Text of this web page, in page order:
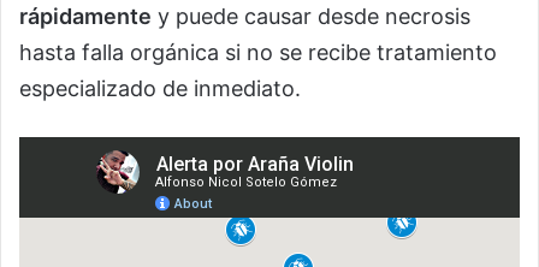
rápidamente y puede causar desde necrosis
hasta falla orgánica si no se recibe tratamiento
especializado de inmediato.